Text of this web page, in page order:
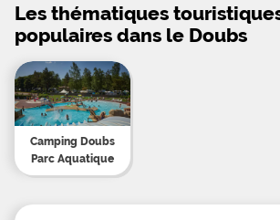
Les thématiques
populaires dans le Doubs
Camping Doubs
Parc Aquatique